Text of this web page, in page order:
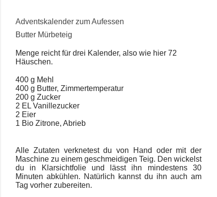
Adventskalender zum Aufessen
Butter Mürbeteig
Menge reicht für drei Kalender, also wie hier 72
Häuschen.
400 g Mehl
400 g Butter, Zimmertemperatur
200 g Zucker
2 EL Vanillezucker
2 Eier
1 Bio Zitrone, Abrieb
Alle Zutaten verknetest du von Hand oder mit der
Maschine zu einem geschmeidigen Teig. Den wickelst
du in Klarsichtfolie und lässt ihn mindestens 30
Minuten abkühlen. Natürlich kannst du ihn auch am
Tag vorher zubereiten.